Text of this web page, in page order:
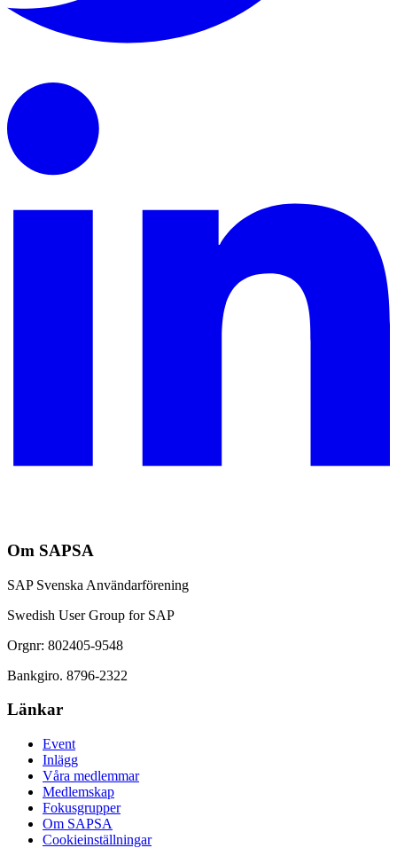
Om SAPSA
SAP Svenska Användarförening
Swedish User Group for SAP
Orgnr: 802405-9548
Bankgiro. 8796-2322
Länkar
Event
Inlägg
Våra medlemmar
Medlemskap
Fokusgrupper
Om SAPSA
Cookieinställningar